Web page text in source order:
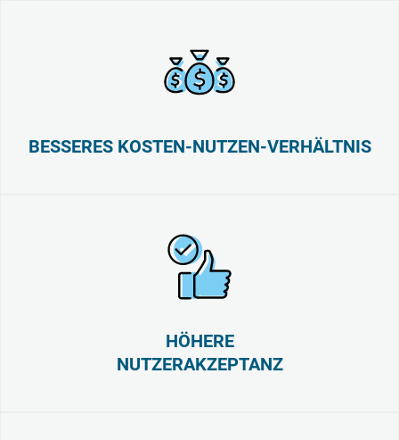
BESSERES KOSTEN-NUTZEN-VERHÄLTNIS
HÖHERE
NUTZERAKZEPTANZ